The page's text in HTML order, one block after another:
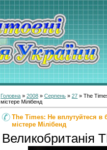
Головна » 2008 » Серпень » 27 » The
містере Мілібенд
The Times: Не вплутуйтеся в
містере Мілібенд
Великобританія